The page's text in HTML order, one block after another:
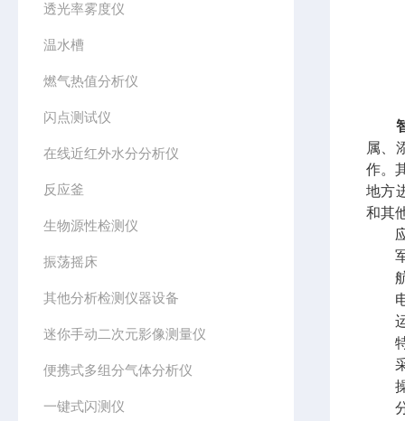
透光率雾度仪
温水槽
燃气热值分析仪
闪点测试仪
在线近红外水分分析仪
反应釜
生物源性检测仪
振荡摇床
其他分析检测仪器设备
迷你手动二次元影像测量仪
便携式多组分气体分析仪
一键式闪测仪
属、
作。
地方
和其
应
军
航
电
运
特
采
操
分